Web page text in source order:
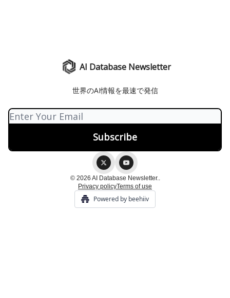
AI Database Newsletter
世界のAI情報を最速で発信
© 2026 AI Database Newsletter..
Privacy policyTerms of use
Powered by beehiiv